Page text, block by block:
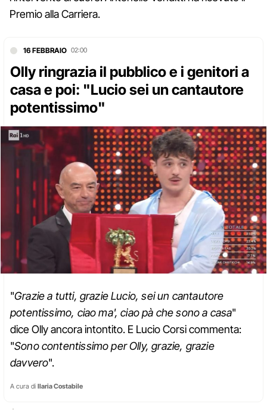
Premio alla Carriera.
16 FEBBRAIO 02:00
Olly ringrazia il pubblico e i genitori a
casa e poi: "Lucio sei un cantautore
potentissimo"
"Grazie a tutti, grazie Lucio, sei un cantautore
potentissimo, ciao ma', ciao pà che sono a casa"
dice Olly ancora intontito. E Lucio Corsi commenta:
"Sono contentissimo per Olly, grazie, grazie
davvero".
A cura di Ilaria Costabile